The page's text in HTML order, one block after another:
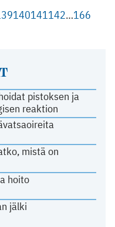
140141142…166
pistoksen ja
reaktion
mistä on
hoito
jälki